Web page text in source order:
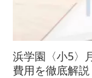
浜学園〈小5〉
費用を徹底解説